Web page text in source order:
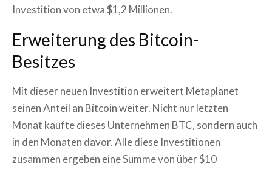
Investition von etwa $1,2 Millionen.
Erweiterung des Bitcoin-
Besitzes
Mit dieser neuen Investition erweitert Metaplanet
seinen Anteil an Bitcoin weiter. Nicht nur letzten
Monat kaufte dieses Unternehmen BTC, sondern auch
in den Monaten davor. Alle diese Investitionen
zusammen ergeben eine Summe von über $10